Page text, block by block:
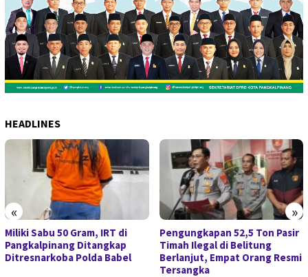
HEADLINES
« »
Miliki Sabu 50 Gram, IRT di
Pangkalpinang Ditangkap
Ditresnarkoba Polda Babel
Pengungkapan 52,5 Ton Pasir
Timah Ilegal di Belitung
Berlanjut, Empat Orang Resmi
Tersangka